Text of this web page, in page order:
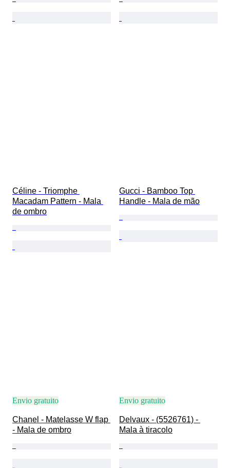
Céline - Triomphe
Macadam Pattern - Mala
de ombro
Gucci - Bamboo Top
Handle - Mala de mão
Envio gratuito
Chanel - Matelasse W flap
- Mala de ombro
Envio gratuito
Delvaux - (5526761) -
Mala à tiracolo